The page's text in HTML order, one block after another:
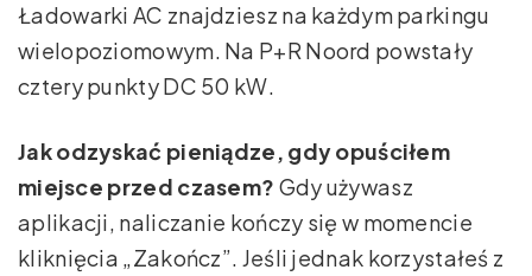
Ładowarki AC znajdziesz na każdym parkingu
wielopoziomowym. Na P+R Noord powstały
cztery punkty DC 50 kW.
Jak odzyskać pieniądze, gdy opuściłem
miejsce przed czasem? Gdy używasz
aplikacji, naliczanie kończy się w momencie
kliknięcia „Zakończ”. Jeśli jednak korzystałeś z